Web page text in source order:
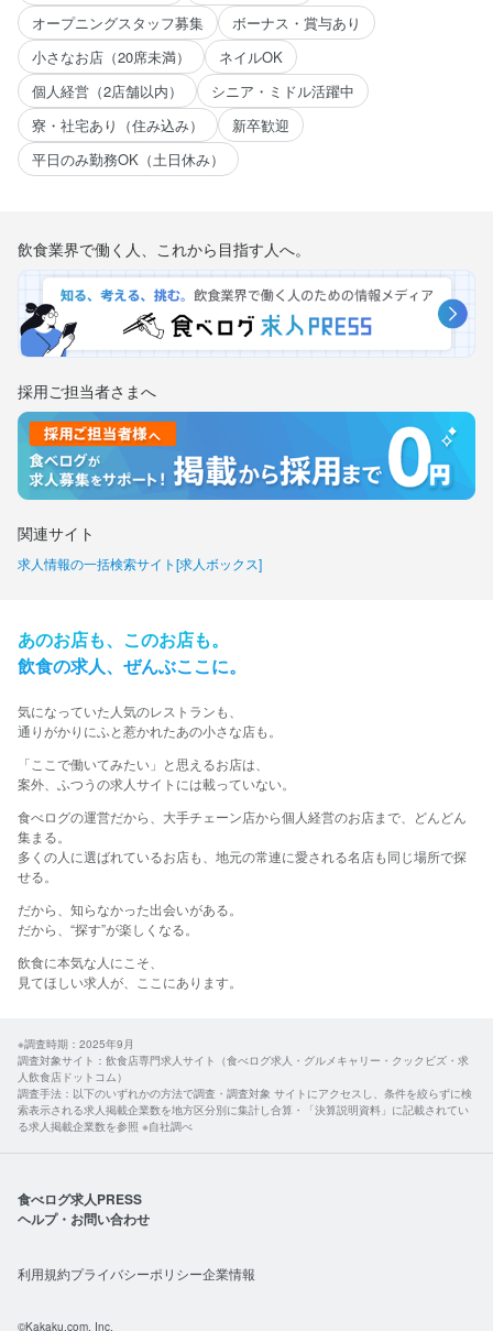
オープニングスタッフ募集
ボーナス・賞与あり
小さなお店（20席未満）
ネイルOK
個人経営（2店舗以内）
シニア・ミドル活躍中
寮・社宅あり（住み込み）
新卒歓迎
平日のみ勤務OK（土日休み）
飲食業界で働く人、これから目指す人へ。
採用ご担当者さまへ
関連サイト
求人情報の一括検索サイト[求人ボックス]
あの​お店も、​この​お店も。​
飲食の​求人、​ぜんぶ​ここに。​
気に​なっていた​人気の​レストランも、
​通りが​かりに​ふと​惹かれた​あの​小さな​店も。​
​「ここで​働いてみたい」と​思える​お店は、​
案外、​ふつうの​求人サイトには​載っていない。​
食べログの運営だから、大手チェーン店から個人経営のお店まで、どんどん
集まる。
多くの人に選ばれているお店も、地元の常連に愛される名店も同じ場所で探
せる。​
だから、​知らなかった​出会いが​ある。
​だから、​“探す”が​楽しくなる。​
飲食に​本気な​人に​こそ、​
見て​ほしい​求人が、​ここに​あります。​
※調査時期：2025年9月
調査対象サイト：飲食店専門求人サイト（食べログ求人・グルメキャリー・クックビズ・求
人飲食店ドットコム）
調査手法：以下のいずれかの方法で調査・調査対象 サイトにアクセスし、条件を絞らずに検
索表示される求人掲載企業数を地方区分別に集計し合算・「決算説明資料」に記載されてい
る求人掲載企業数を参照 ※自社調べ
食べログ求人PRESS
ヘルプ・お問い合わせ
利用規約プライバシーポリシー企業情報
©Kakaku.com, Inc.